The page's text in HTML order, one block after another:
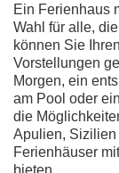
Ein Ferienhaus
Wahl für alle,
können Sie
Vorstellungen
Morgen, ein
am Pool oder
die
Apulien, Sizilien
Ferienhäuser
bieten.